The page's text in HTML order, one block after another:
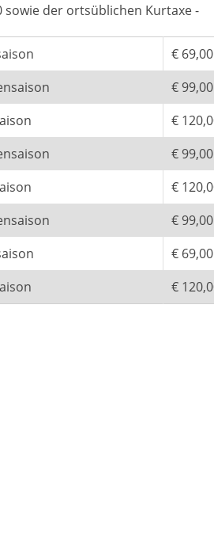
sowie der ortsüblichen Kurtaxe -
€ 69,00
€ 99,00
€
€ 99,00
€
€ 99,00
€ 69,00
€